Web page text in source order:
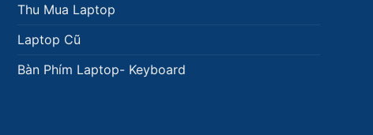
Thu Mua Laptop
Laptop Cũ
Bàn Phím Laptop- Keyboard